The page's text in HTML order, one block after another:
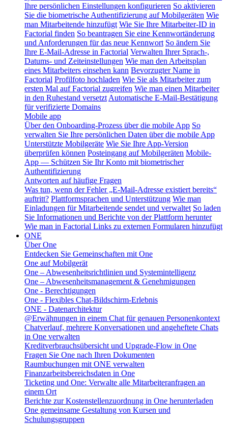
Ihre persönlichen Einstellungen konfigurieren So aktivieren
Sie die biometrische Authentifizierung auf Mobilgeräten Wie
man Mitarbeitende hinzufügt Wie Sie Ihre Mitarbeiter-ID in
Factorial finden So beantragen Sie eine Kennwortänderung
und Anforderungen für das neue Kennwort So ändern Sie
Ihre E-Mail-Adresse in Factorial Verwalten Ihrer Sprach-,
Datums- und Zeiteinstellungen Wie man den Arbeitsplan
eines Mitarbeiters einsehen kann Bevorzugter Name in
Factorial Profilfoto hochladen Wie Sie als Mitarbeiter zum
ersten Mal auf Factorial zugreifen Wie man einen Mitarbeiter
in den Ruhestand versetzt Automatische E-Mail-Bestätigung
für verifizierte Domains
Mobile app
Über den Onboarding-Prozess über die mobile App So
verwalten Sie Ihre persönlichen Daten über die mobile App
Unterstützte Mobilgeräte Wie Sie Ihre App-Version
überprüfen können Posteingang auf Mobilgeräten Mobile-
App — Schützen Sie Ihr Konto mit biometrischer
Authentifizierung
Antworten auf häufige Fragen
Was tun, wenn der Fehler „E-Mail-Adresse existiert bereits“
auftritt? Plattformsprachen und Unterstützung Wie man
Einladungen für Mitarbeitende sendet und verwaltet So laden
Sie Informationen und Berichte von der Plattform herunter
Wie man in Factorial Links zu externen Formularen hinzufügt
ONE
Über One
Entdecken Sie Gemeinschaften mit One
One auf Mobilgerät
One – Abwesenheitsrichtlinien und Systemintelligenz
One – Abwesenheitsmanagement & Genehmigungen
One - Berechtigungen
One - Flexibles Chat-Bildschirm-Erlebnis
ONE - Datenarchitektur
@Erwähnungen in einem Chat für genauen Personenkontext
Chatverlauf, mehrere Konversationen und angeheftete Chats
in One verwalten
Kreditverbrauchsübersicht und Upgrade-Flow in One
Fragen Sie One nach Ihren Dokumenten
Raumbuchungen mit ONE verwalten
Finanzarbeitsbereichsdaten in One
Ticketing und One: Verwalte alle Mitarbeiteranfragen an
einem Ort
Berichte zur Kostenstellenzuordnung in One herunterladen
One gemeinsame Gestaltung von Kursen und
Schulungsgruppen